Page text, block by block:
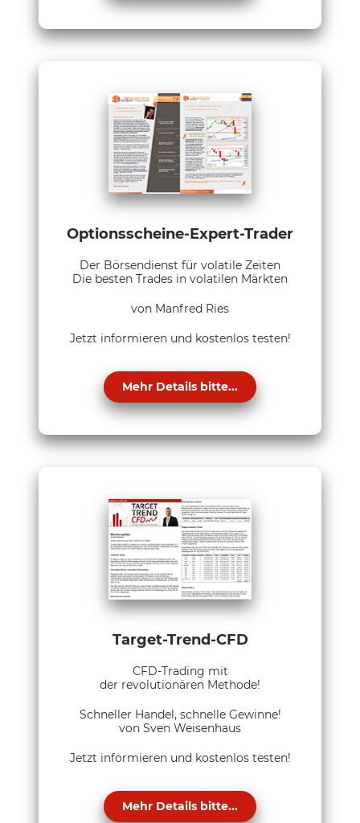
Optionsscheine-Expert-Trader
Der Börsendienst für volatile Zeiten
Die besten Trades in volatilen Märkten
von Manfred Ries
Jetzt informieren und kostenlos testen!
Mehr Details bitte...
Target-Trend-CFD
CFD-Trading mit
der revolutionären Methode!
Schneller Handel, schnelle Gewinne!
von Sven Weisenhaus
Jetzt informieren und kostenlos testen!
Mehr Details bitte...